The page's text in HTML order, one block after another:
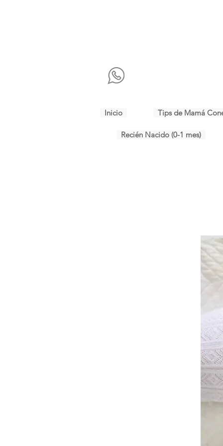
Inicio Tips de Mamá
Recién Nacido (0-1 mes)